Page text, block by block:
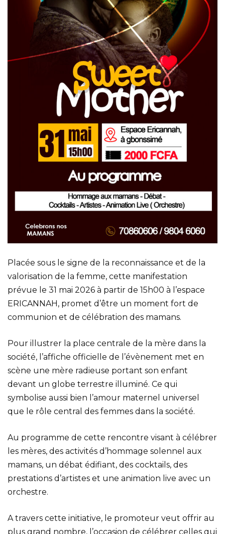
Placée sous le signe de la reconnaissance et de la
valorisation de la femme, cette manifestation
prévue le 31 mai 2026 à partir de 15h00 à l’espace
ERICANNAH, promet d’être un moment fort de
communion et de célébration des mamans.
Pour illustrer la place centrale de la mère dans la
société, l’affiche officielle de l’évènement met en
scène une mère radieuse portant son enfant
devant un globe terrestre illuminé. Ce qui
symbolise aussi bien l’amour maternel universel
que le rôle central des femmes dans la société.
Au programme de cette rencontre visant à célébrer
les mères, des activités d’hommage solennel aux
mamans, un débat édifiant, des cocktails, des
prestations d’artistes et une animation live avec un
orchestre.
A travers cette initiative, le promoteur veut offrir au
plus grand nombre, l’occasion de célébrer celles qui